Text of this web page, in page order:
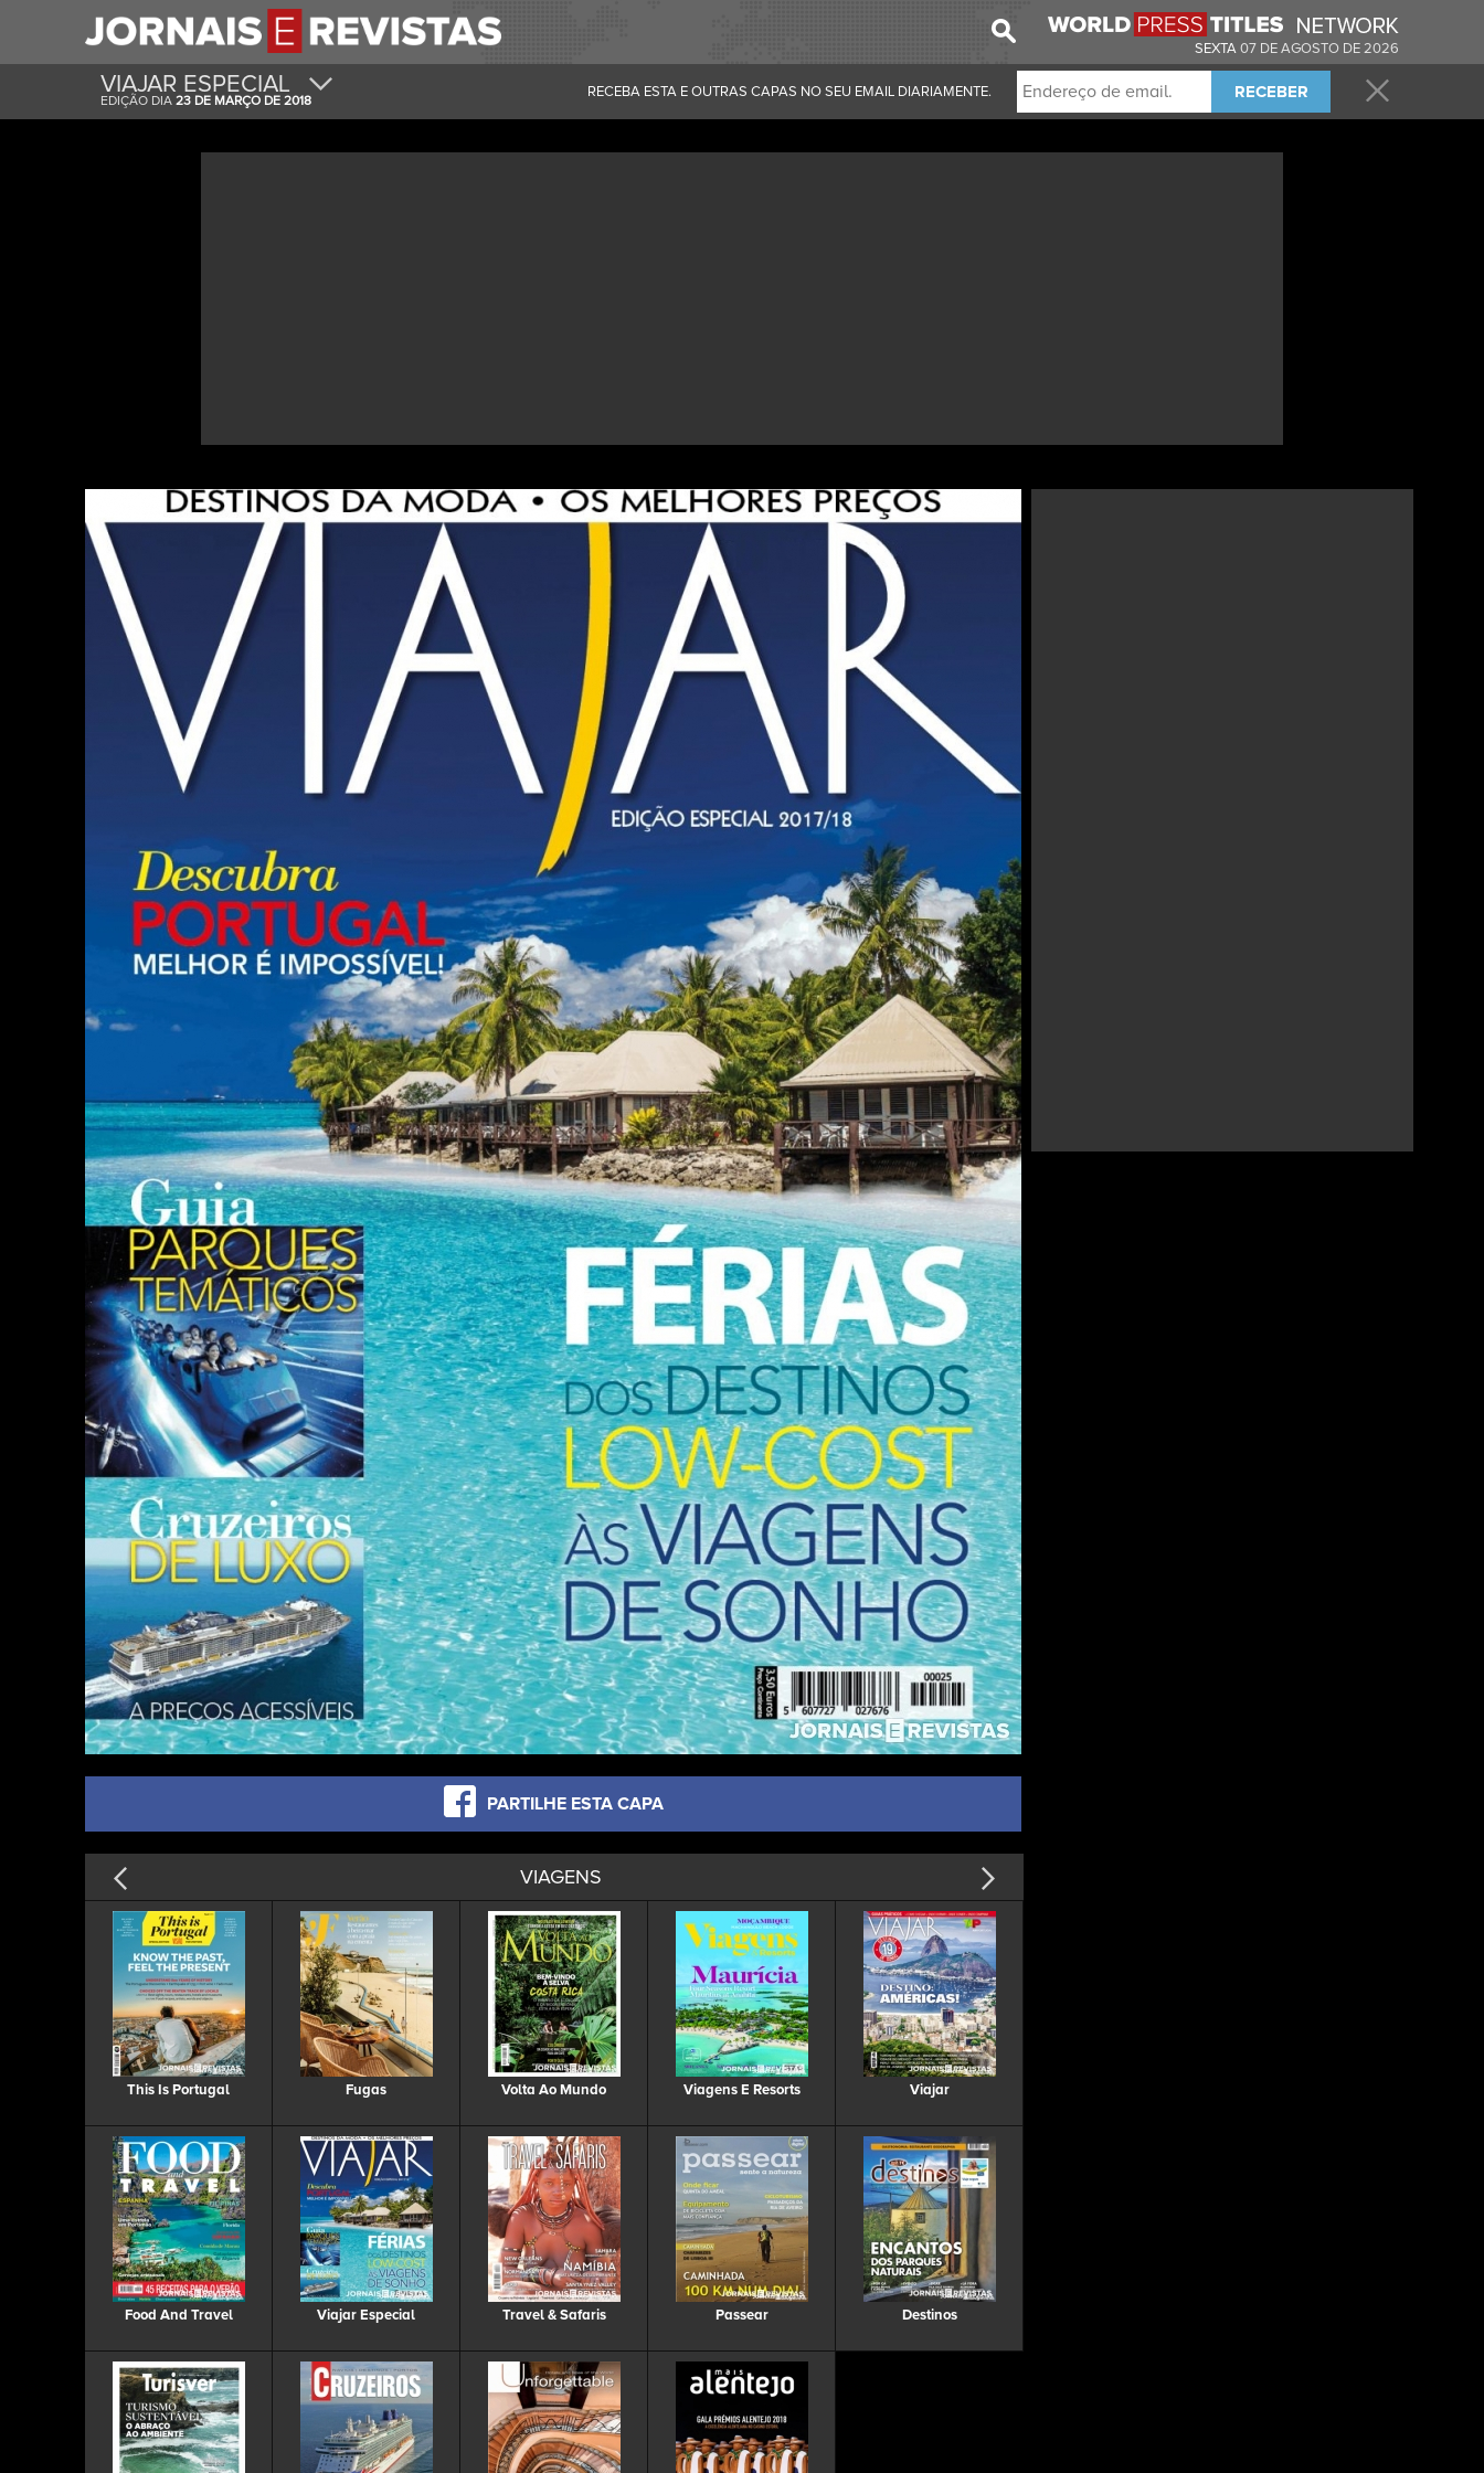
SEXTA07 DE AGOSTO DE 2026
VIAJAR ESPECIAL
EDIÇÃO DIA 23 DE MARÇO DE 2018 RECEBER
RECEBA ESTA E OUTRAS CAPAS NO SEU EMAIL DIARIAMENTE.
PARTILHE ESTA CAPA
VIAGENS
This Is Portugal Fugas Volta Ao Mundo Viagens E Resorts Viajar
Food And Travel Viajar Especial Travel & Safaris Passear Destinos